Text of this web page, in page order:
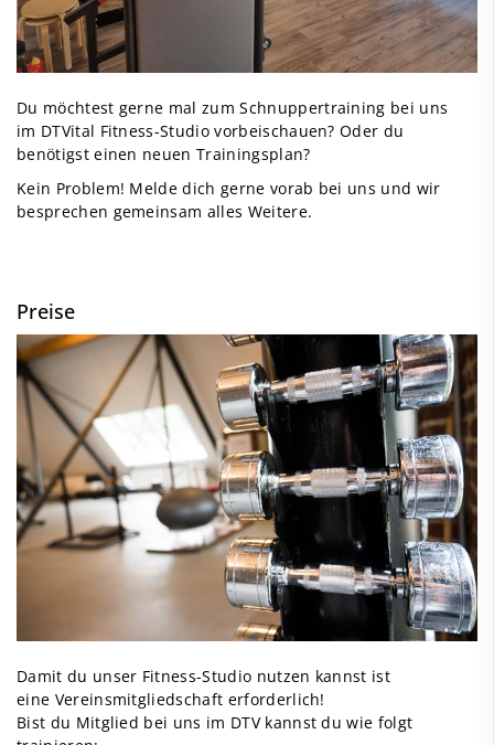
Du möchtest gerne mal zum Schnuppertraining bei uns
im DTVital Fitness-Studio vorbeischauen? Oder du
benötigst einen neuen Trainingsplan?
Kein Problem! Melde dich gerne vorab bei uns und wir
besprechen gemeinsam alles Weitere.
Preise
Damit du unser Fitness-Studio nutzen kannst ist
eine Vereinsmitgliedschaft erforderlich!
Bist du Mitglied bei uns im DTV kannst du wie folgt